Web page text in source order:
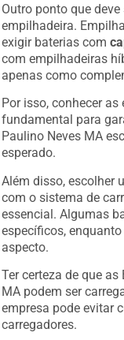
Outro ponto que
empilhadeira.
exigir baterias com
com empilhadeiras
apenas como
Por isso, conhecer
fundamental para
Paulino Neves MA
esperado.
Além disso, escolher
com o sistema de
essencial. Algumas
específicos,
aspecto.
Ter certeza de que
MA podem ser
empresa pode evitar
carregadores.